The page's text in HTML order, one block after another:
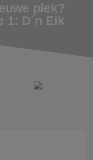
plek?
1: D´n Eik